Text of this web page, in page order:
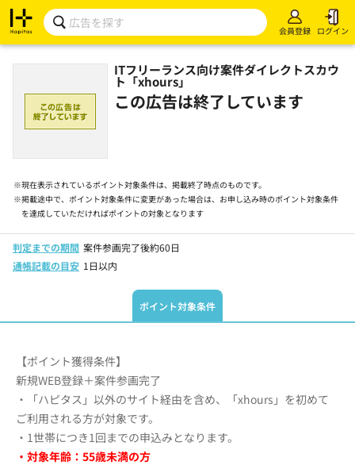
会員登録 ログイン
ITフリーランス向け案件ダイレクトスカウ
ト「xhours」
この広告は終了しています
※現在表示されているポイント対象条件は、掲載終了時点のものです。
※掲載途中で、ポイント対象条件に変更があった場合は、お申し込み時のポイント対象条件
を達成していただければポイントの対象となります
判定までの期間 案件参画完了後約60日
通帳記載の目安 1日以内
ポイント対象条件
【ポイント獲得条件】
新規WEB登録＋案件参画完了
・「ハピタス」以外のサイト経由を含め、「xhours」を初めて
ご利用される方が対象です。
・1世帯につき1回までの申込みとなります。
・対象年齢：55歳未満の方